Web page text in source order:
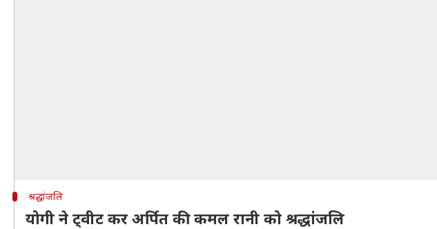
श्रद्धांजलि
योगी ने ट्वीट कर अर्पित की कमल रानी को श्रद्धांजलि